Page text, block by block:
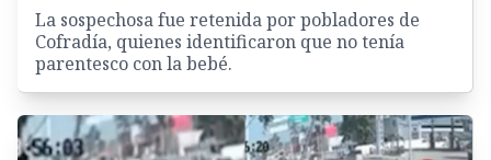
La sospechosa fue retenida por pobladores de
Cofradía, quienes identificaron que no tenía
parentesco con la bebé.